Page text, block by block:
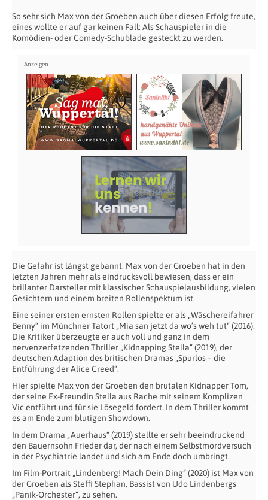
So sehr sich Max von der Groeben auch über diesen Erfolg freute,
eines wollte er auf gar keinen Fall: Als Schauspieler in die
Komödien- oder Comedy-Schublade gesteckt zu werden.
Die Gefahr ist längst gebannt. Max von der Groeben hat in den
letzten Jahren mehr als eindrucksvoll bewiesen, dass er ein
brillanter Darsteller mit klassischer Schauspielausbildung, vielen
Gesichtern und einem breiten Rollenspektum ist.
Eine seiner ersten ernsten Rollen spielte er als „Wäschereifahrer
Benny“ im Münchner Tatort „Mia san jetzt da wo’s weh tut“ (2016).
Die Kritiker überzeugte er auch voll und ganz in dem
nervenzerfetzenden Thriller „Kidnapping Stella“ (2019), der
deutschen Adaption des britischen Dramas „Spurlos – die
Entführung der Alice Creed“.
Hier spielte Max von der Groeben den brutalen Kidnapper Tom,
der seine Ex-Freundin Stella aus Rache mit seinem Komplizen
Vic entführt und für sie Lösegeld fordert. In dem Thriller kommt
es am Ende zum blutigen Showdown.
In dem Drama „Auerhaus“ (2019) stellte er sehr beeindruckend
den Bauernsohn Frieder dar, der nach einem Selbstmordversuch
in der Psychiatrie landet und sich am Ende doch umbringt.
Im Film-Portrait „Lindenberg! Mach Dein Ding“ (2020) ist Max von
der Groeben als Steffi Stephan, Bassist von Udo Lindenbergs
„Panik-Orchester“, zu sehen.